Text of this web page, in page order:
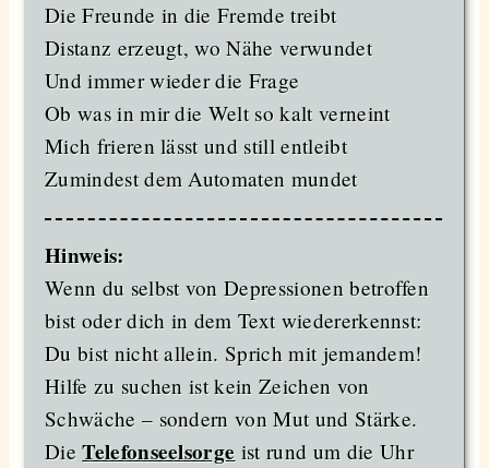
Die Freunde in die Fremde treibt
Distanz erzeugt, wo Nähe verwundet
Und immer wieder die Frage
Ob was in mir die Welt so kalt verneint
Mich frieren lässt und still entleibt
Zumindest dem Automaten mundet
Hinweis:
Wenn du selbst von Depressionen betroffen
bist oder dich in dem Text wiedererkennst:
Du bist nicht allein. Sprich mit jemandem!
Hilfe zu suchen ist kein Zeichen von
Schwäche – sondern von Mut und Stärke.
DieTelefonseelsorge ist rund um die Uhr